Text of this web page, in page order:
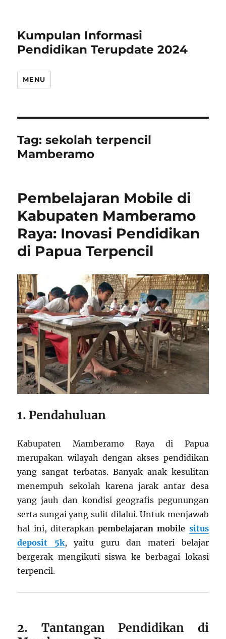
Kumpulan Informasi
Pendidikan Terupdate 2024
MENU
Tag:sekolah terpencil
Mamberamo
Pembelajaran Mobile di
Kabupaten Mamberamo
Raya: Inovasi Pendidikan
di Papua Terpencil
1. Pendahuluan
Kabupaten Mamberamo Raya di Papua
merupakan wilayah dengan akses pendidikan
yang sangat terbatas. Banyak anak kesulitan
menempuh sekolah karena jarak antar desa
yang jauh dan kondisi geografis pegunungan
serta sungai yang sulit dilalui. Untuk menjawab
hal ini, diterapkanpembelajaran mobile situs
deposit 5k, yaitu guru dan materi belajar
bergerak mengikuti siswa ke berbagai lokasi
terpencil.
2. Tantangan Pendidikan di